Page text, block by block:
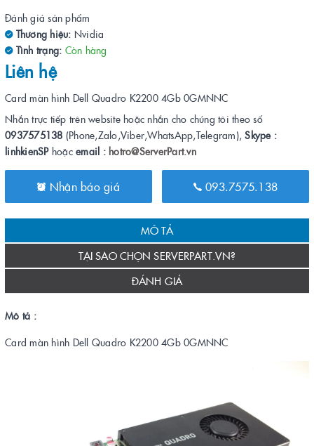
Đánh giá sản phẩm
Thương hiệu: Nvidia
Tình trạng: Còn hàng
Liên hệ
Card màn hình Dell Quadro K2200 4Gb 0GMNNC
Nhắn trực tiếp trên website hoặc nhắn cho chúng tôi theo số
0937575138 (Phone,Zalo,Viber,WhatsApp,Telegram),Skype :
linhkienSPhoặc email : hotro@ServerPart.vn
Nhận báo giá 093.7575.138
MÔ TẢ
TẠI SAO CHỌN SERVERPART.VN?
ĐÁNH GIÁ
Mô tả :
Card màn hình Dell Quadro K2200 4Gb 0GMNNC